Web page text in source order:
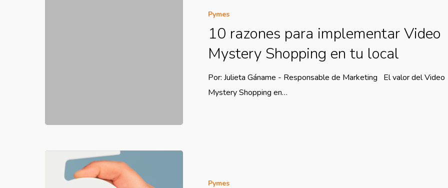
Pymes
10 razones para implementar Video
Mystery Shopping en tu local
Por: Julieta Gáname - Responsable de Marketing El valor del Video
Mystery Shopping en…
Pymes